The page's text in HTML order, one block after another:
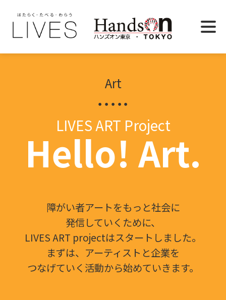
Art
LIVES ART Project
Hello! Art.
障がい者アートをもっと社会に
発信していくために、
LIVES ART projectはスタートしました。
まずは、アーティストと企業を
つなげていく活動から始めていきます。